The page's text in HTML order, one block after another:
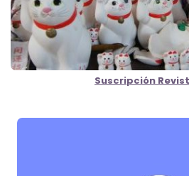
Suscripción